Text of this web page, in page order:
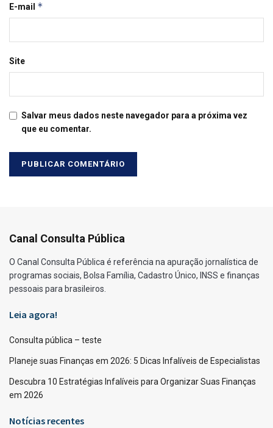
E-mail *
Site
Salvar meus dados neste navegador para a próxima vez
que eu comentar.
Canal Consulta Pública
O Canal Consulta Pública é referência na apuração jornalística de
programas sociais, Bolsa Família, Cadastro Único, INSS e finanças
pessoais para brasileiros.
Leia agora!
Consulta pública – teste
Planeje suas Finanças em 2026: 5 Dicas Infalíveis de Especialistas
Descubra 10 Estratégias Infalíveis para Organizar Suas Finanças
em 2026
Notícias recentes